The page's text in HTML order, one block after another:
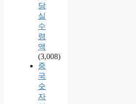
당
실
수
령
액
(3,008)
중
국
숫
자